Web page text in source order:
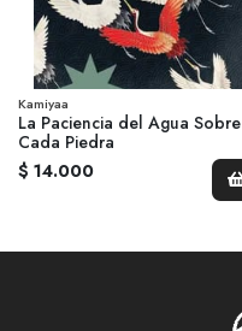
Kamiyaa
La Paciencia del Agua Sobre
Cada Piedra
$ 14.000